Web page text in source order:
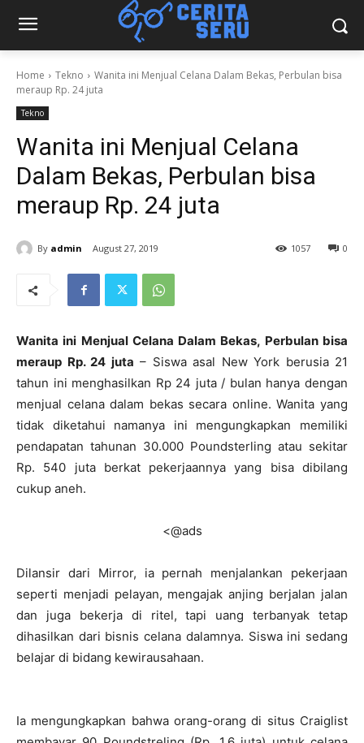
Home Tekno
Wanita ini Menjual Celana Dalam Bekas, Perbulan bisa
meraup Rp. 24 juta
Tekno
Wanita ini Menjual Celana
Dalam Bekas, Perbulan bisa
meraup Rp. 24 juta
By admin August 27, 2019 0
1057
Wanita ini Menjual Celana Dalam Bekas, Perbulan bisa
meraup Rp. 24 juta – Siswa asal New York berusia 21
tahun ini menghasilkan Rp 24 juta / bulan hanya dengan
menjual celana dalam bekas secara online. Wanita yang
tidak diketahui namanya ini mengungkapkan memiliki
pendapatan tahunan 30.000 Poundsterling atau sekitar
Rp. 540 juta berkat pekerjaannya yang bisa dibilang
cukup aneh.
<@ads
Dilansir dari Mirror, ia pernah menjalankan pekerjaan
seperti menjadi pelayan, mengajak anjing berjalan jalan
dan juga bekerja di ritel, tapi uang terbanyak tetap
dihasilkan dari bisnis celana dalamnya. Siswa ini sedang
belajar di bidang kewirausahaan.
Ia mengungkapkan bahwa orang-orang di situs Craiglist